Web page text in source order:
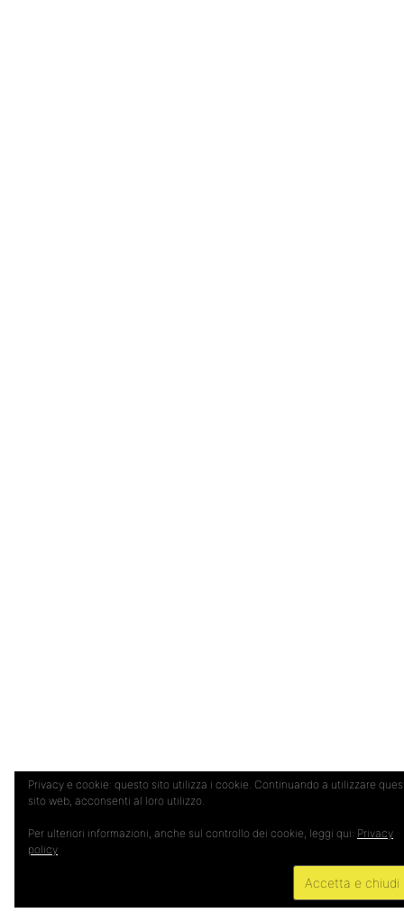
Privacy e cookie: questo sito utilizza i cookie. Continuando a utilizzare
sito web, acconsenti al loro utilizzo.
Per ulteriori informazioni, anche sul controllo dei cookie, leggi qui: Privacy
policy